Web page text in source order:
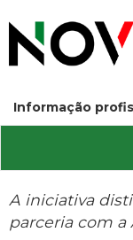
Informação
A iniciativa
parceria com a